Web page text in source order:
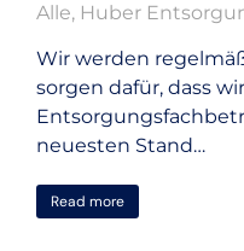
Alle, Huber
Wir werden
sorgen dafür, dass
neuesten Stand…
Read more